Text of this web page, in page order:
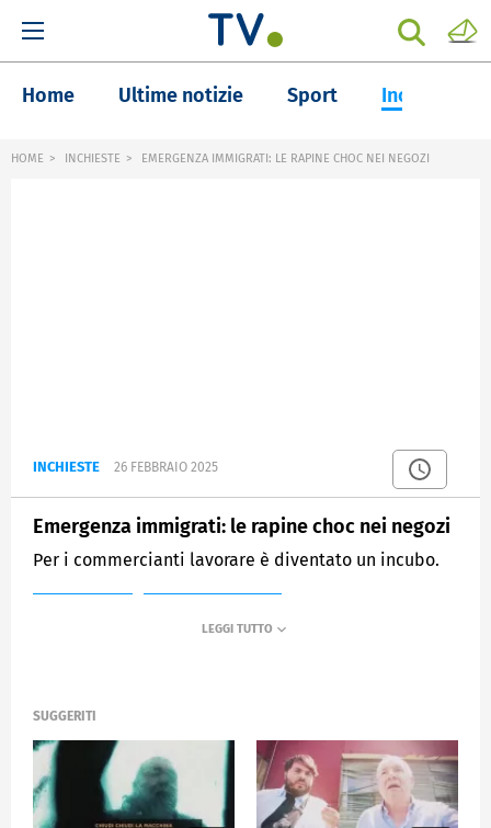
Home Ultime notizie Sport Inchieste
HOME INCHIESTE EMERGENZA IMMIGRATI: LE RAPINE CHOC NEI NEGOZI
INCHIESTE 26 FEBBRAIO 2025
Emergenza immigrati: le rapine choc nei negozi
Per i commercianti lavorare è diventato un incubo.
SUGGERITI